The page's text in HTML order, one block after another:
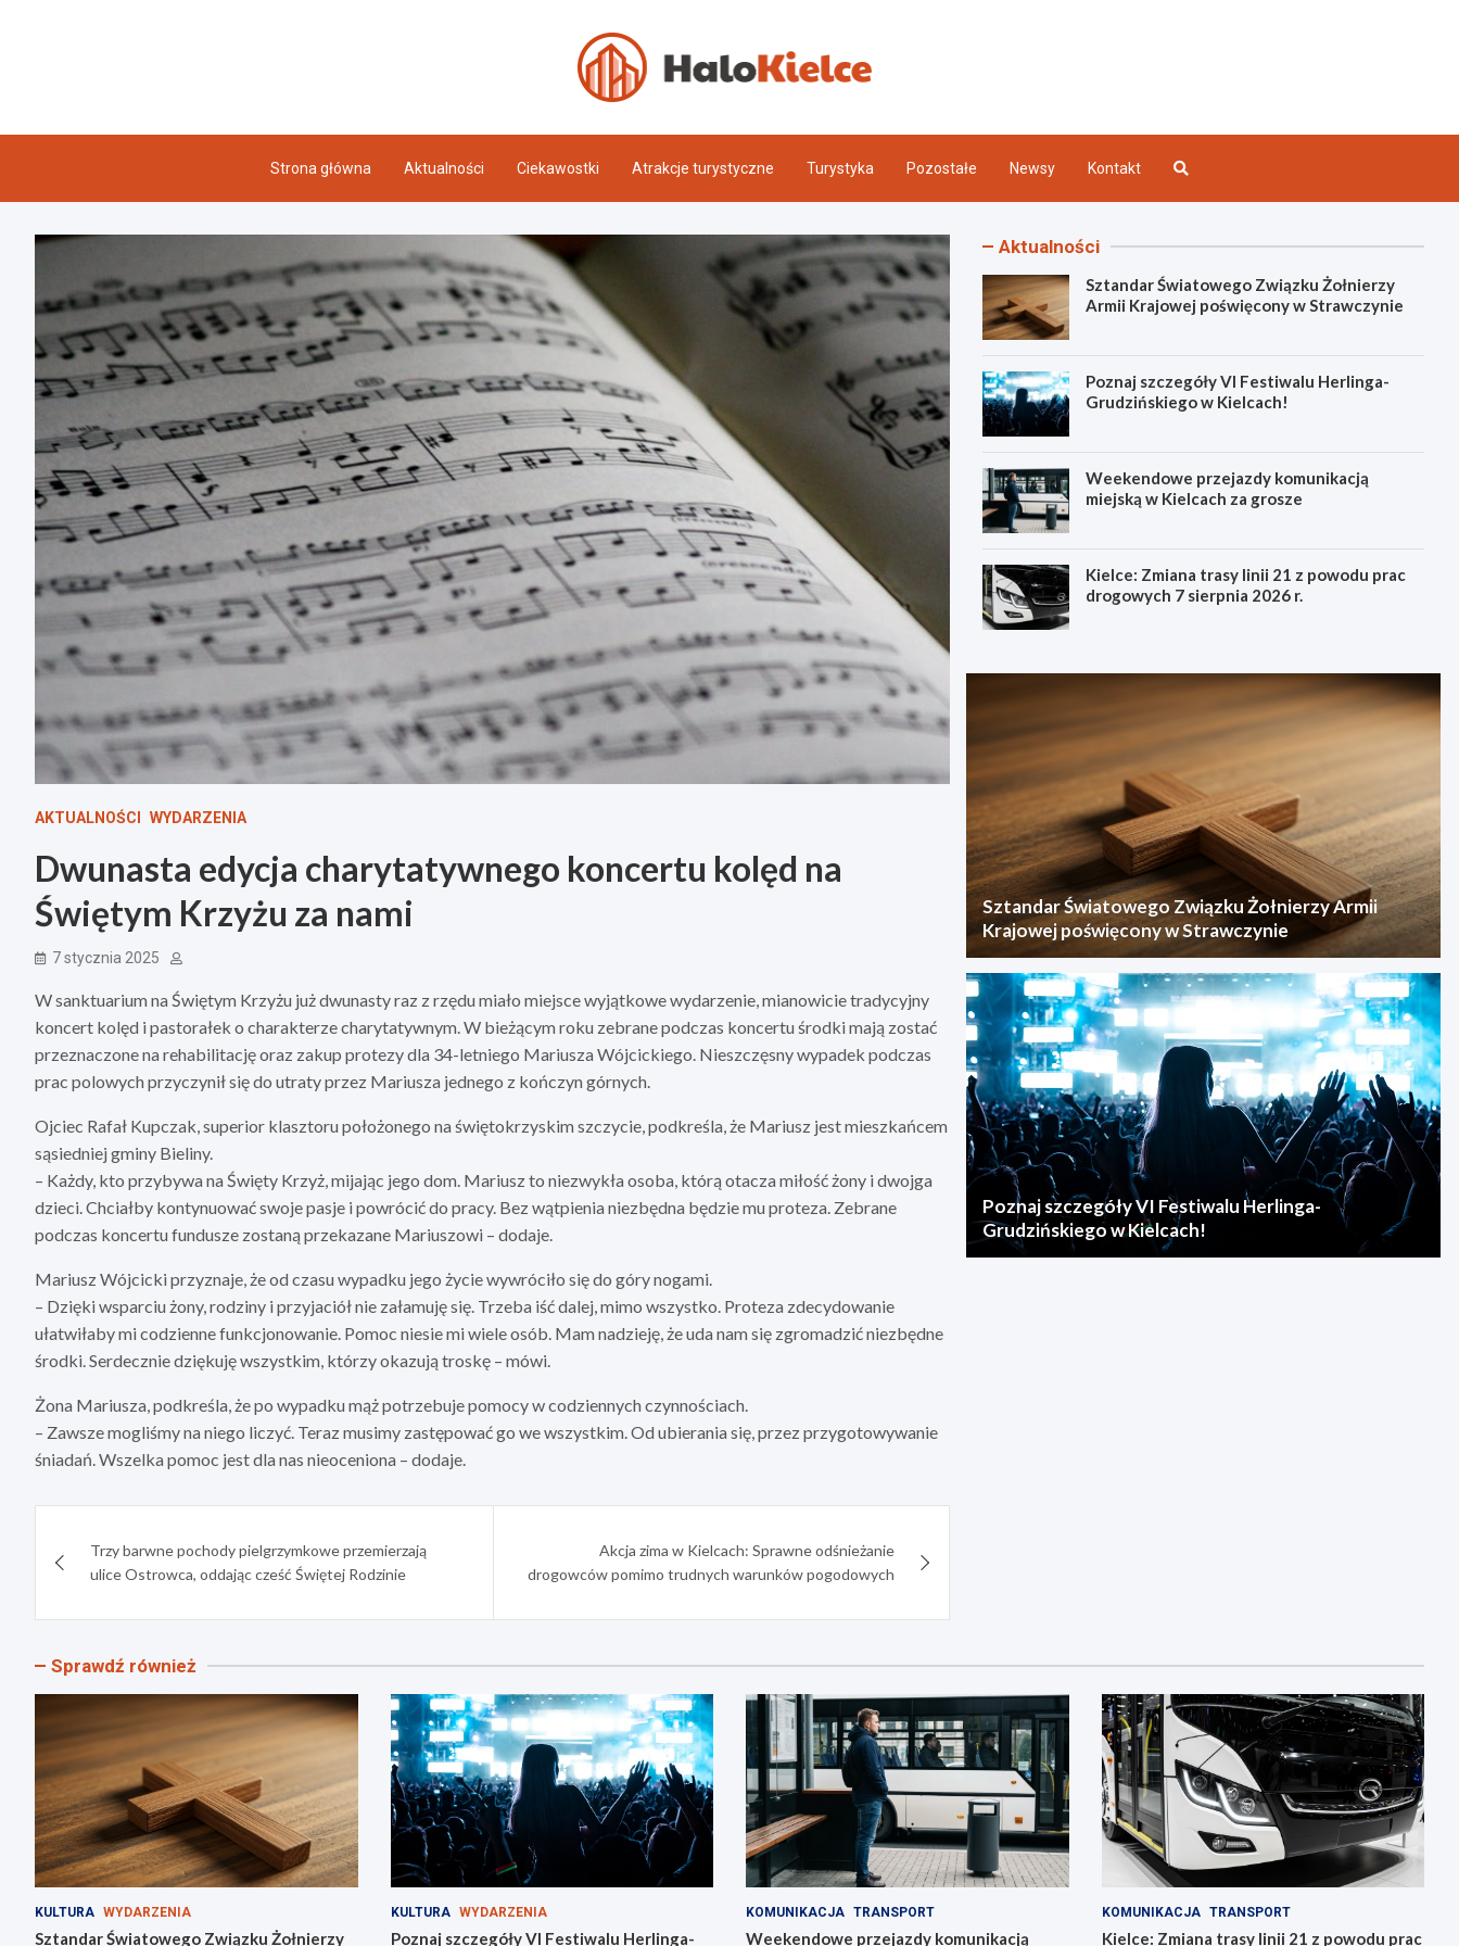
Strona główna Aktualności Ciekawostki Atrakcje turystyczne Turystyka Pozostałe Newsy Kontakt
AKTUALNOŚCI WYDARZENIA
Dwunasta edycja charytatywnego koncertu kolęd na
Świętym Krzyżu za nami
7 stycznia 2025
W sanktuarium na Świętym Krzyżu już dwunasty raz z rzędu miało miejsce wyjątkowe wydarzenie, mianowicie tradycyjny
koncert kolęd i pastorałek o charakterze charytatywnym. W bieżącym roku zebrane podczas koncertu środki mają zostać
przeznaczone na rehabilitację oraz zakup protezy dla 34-letniego Mariusza Wójcickiego. Nieszczęsny wypadek podczas
prac polowych przyczynił się do utraty przez Mariusza jednego z kończyn górnych.
Ojciec Rafał Kupczak, superior klasztoru położonego na świętokrzyskim szczycie, podkreśla, że Mariusz jest mieszkańcem
sąsiedniej gminy Bieliny.
– Każdy, kto przybywa na Święty Krzyż, mijając jego dom. Mariusz to niezwykła osoba, którą otacza miłość żony i dwojga
dzieci. Chciałby kontynuować swoje pasje i powrócić do pracy. Bez wątpienia niezbędna będzie mu proteza. Zebrane
podczas koncertu fundusze zostaną przekazane Mariuszowi – dodaje.
Mariusz Wójcicki przyznaje, że od czasu wypadku jego życie wywróciło się do góry nogami.
– Dzięki wsparciu żony, rodziny i przyjaciół nie załamuję się. Trzeba iść dalej, mimo wszystko. Proteza zdecydowanie
ułatwiłaby mi codzienne funkcjonowanie. Pomoc niesie mi wiele osób. Mam nadzieję, że uda nam się zgromadzić niezbędne
środki. Serdecznie dziękuję wszystkim, którzy okazują troskę – mówi.
Żona Mariusza, podkreśla, że po wypadku mąż potrzebuje pomocy w codziennych czynnościach.
– Zawsze mogliśmy na niego liczyć. Teraz musimy zastępować go we wszystkim. Od ubierania się, przez przygotowywanie
śniadań. Wszelka pomoc jest dla nas nieoceniona – dodaje.
wpisuTrzy barwne pochody pielgrzymkowe przemierzają
ulice Ostrowca, oddając cześć Świętej Rodzinie
Akcja zima w Kielcach: Sprawne odśnieżanie
drogowców pomimo trudnych warunków pogodowych
Aktualności
Sztandar Światowego Związku Żołnierzy
Armii Krajowej poświęcony w Strawczynie
Poznaj szczegóły VI Festiwalu Herlinga-
Grudzińskiego w Kielcach!
Weekendowe przejazdy komunikacją
miejską w Kielcach za grosze
Kielce: Zmiana trasy linii 21 z powodu prac
drogowych 7 sierpnia 2026 r.
Sztandar Światowego Związku Żołnierzy Armii
Krajowej poświęcony w Strawczynie
Poznaj szczegóły VI Festiwalu Herlinga-
Grudzińskiego w Kielcach!
Sprawdź również
KULTURA WYDARZENIA
Sztandar Światowego Związku Żołnierzy
KULTURA WYDARZENIA
Poznaj szczegóły VI Festiwalu Herlinga-
KOMUNIKACJA TRANSPORT
Weekendowe przejazdy komunikacją
KOMUNIKACJA TRANSPORT
Kielce: Zmiana trasy linii 21 z powodu prac